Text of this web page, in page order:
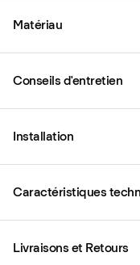
Matériau
Conseils d'entretien
Installation
Caractéristiques
Livraisons et Retours